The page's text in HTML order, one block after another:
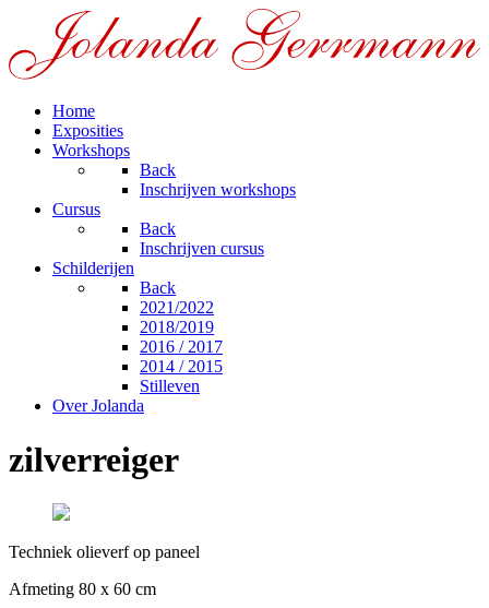
Home
Exposities
Workshops
Back
Inschrijven workshops
Cursus
Back
Inschrijven cursus
Schilderijen
Back
2021/2022
2018/2019
2016 / 2017
2014 / 2015
Stilleven
Over Jolanda
zilverreiger
Techniek olieverf op paneel
Afmeting 80 x 60 cm